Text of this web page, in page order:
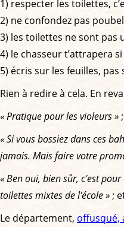
1) respecter les toilettes,
2) ne confondez pas
3) les toilettes ne sont pas
4) le chasseur t’attrapera
5) écris sur les feuilles, pas
Rien à redire à cela. En
« Pratique pour les violeurs » ;
« Si vous bossiez dans ces
jamais. Mais faire votre
« Ben oui, bien sûr, c'est
toilettes mixtes de l'école » ;
Le département, offusqué,